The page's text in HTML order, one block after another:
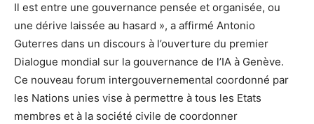
Il est entre une gouvernance pensée et organisée, ou
une dérive laissée au hasard », a affirmé Antonio
Guterres dans un discours à l’ouverture du premier
Dialogue mondial sur la gouvernance de l’IA à Genève.
Ce nouveau forum intergouvernemental coordonné par
les Nations unies vise à permettre à tous les Etats
membres et à la société civile de coordonner